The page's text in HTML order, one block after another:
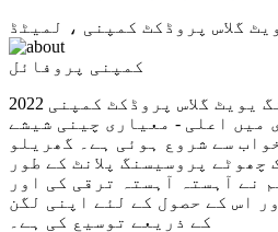
گلاس پروڈکٹ کمپنی ، لمیٹڈ
کمپنی پروفائل
2022 میں قائم کردہ شینڈونگ یویٹ گلاس پروڈکٹ کمپنی
میں اعلی - معیاری چینی شیشے
سے شروع ہوئی ہے۔ گھریلو
پروسیسنگ پلانٹ کے طور
نے آہستہ آہستہ ترقی کی اور
اس کے حصول کے لئے اپنی لگن
کے ذریعے توسیع کی ہے۔